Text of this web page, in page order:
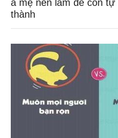
a mẹ nên làm để con
thành